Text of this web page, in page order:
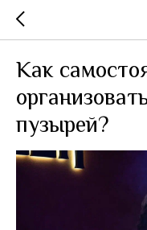
Как
пузырей?